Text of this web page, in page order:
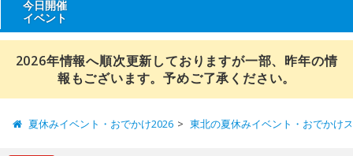
今日開催
イベント
2026年情報へ順次更新しておりますが一部、昨年の情
報もございます。予めご了承ください。
夏休みイベント・おでかけ2026 東北の夏休みイベント・おでかけ